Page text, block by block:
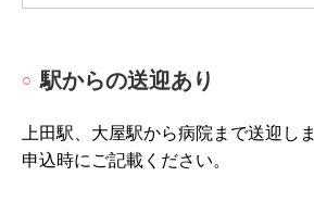
駅からの送迎あり
上田駅、大屋駅から病院まで送迎し
申込時にご記載ください。